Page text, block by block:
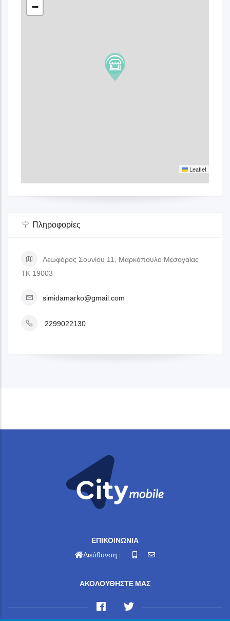
−
Leaflet
Πληροφορίες
Λεωφόρος Σουνίου 11, Μαρκόπουλο Μεσογαίας
ΤΚ 19003
simidamarko@gmail.com
2299022130
ΕΠΙΚΟΙΝΩΝΙΑ
Διεύθυνση :
ΑΚΟΛΟΥΘΗΣΤΕ ΜΑΣ